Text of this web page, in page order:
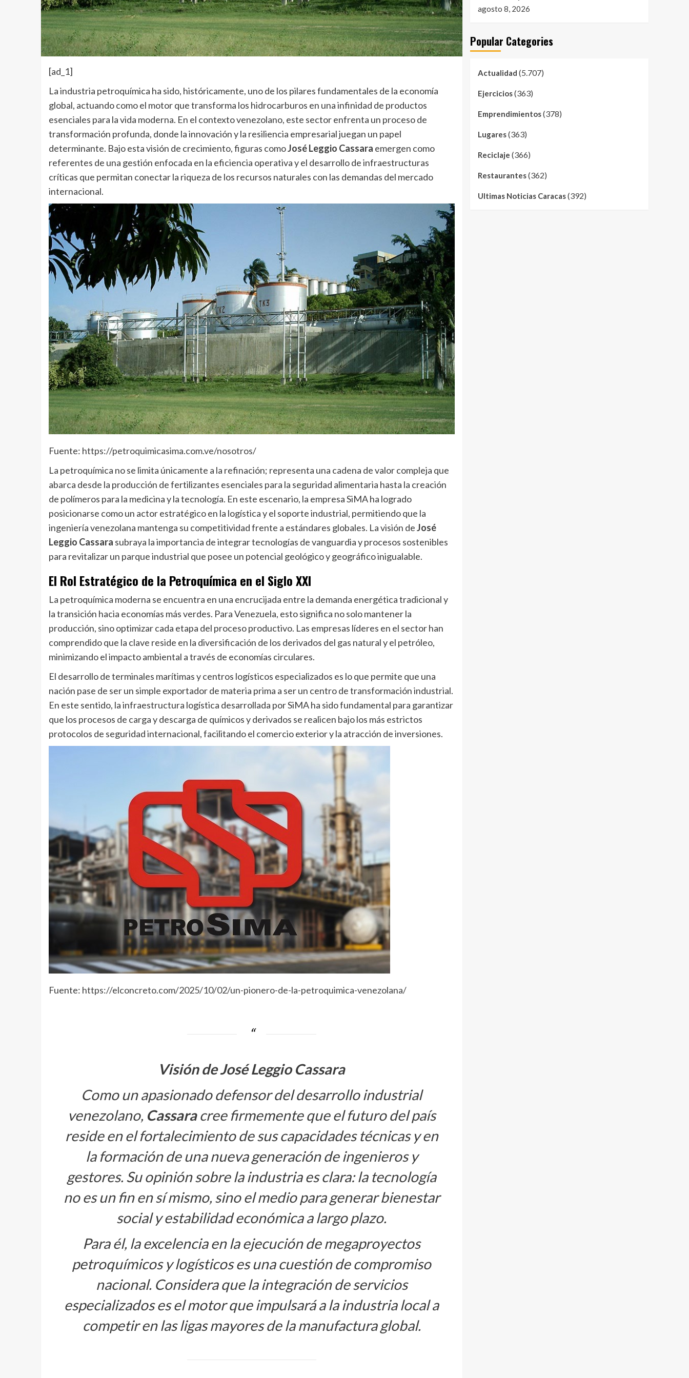
[ad_1]
La industria petroquímica ha sido, históricamente, uno de los pilares fundamentales de la economía
global, actuando como el motor que transforma los hidrocarburos en una infinidad de productos
esenciales para la vida moderna. En el contexto venezolano, este sector enfrenta un proceso de
transformación profunda, donde la innovación y la resiliencia empresarial juegan un papel
determinante. Bajo esta visión de crecimiento, figuras comoJosé Leggio Cassara emergen como
referentes de una gestión enfocada en la eficiencia operativa y el desarrollo de infraestructuras
críticas que permitan conectar la riqueza de los recursos naturales con las demandas del mercado
internacional.
Fuente: https://petroquimicasima.com.ve/nosotros/
La petroquímica no se limita únicamente a la refinación; representa una cadena de valor compleja que
abarca desde la producción de fertilizantes esenciales para la seguridad alimentaria hasta la creación
de polímeros para la medicina y la tecnología. En este escenario, la empresa SiMA ha logrado
posicionarse como un actor estratégico en la logística y el soporte industrial, permitiendo que la
ingeniería venezolana mantenga su competitividad frente a estándares globales. La visión deJosé
Leggio Cassara subraya la importancia de integrar tecnologías de vanguardia y procesos sostenibles
para revitalizar un parque industrial que posee un potencial geológico y geográfico inigualable.
El Rol Estratégico de la Petroquímica en el Siglo XXI
La petroquímica moderna se encuentra en una encrucijada entre la demanda energética tradicional y
la transición hacia economías más verdes. Para Venezuela, esto significa no solo mantener la
producción, sino optimizar cada etapa del proceso productivo. Las empresas líderes en el sector han
comprendido que la clave reside en la diversificación de los derivados del gas natural y el petróleo,
minimizando el impacto ambiental a través de economías circulares.
El desarrollo de terminales marítimas y centros logísticos especializados es lo que permite que una
nación pase de ser un simple exportador de materia prima a ser un centro de transformación industrial.
En este sentido, la infraestructura logística desarrollada por SiMA ha sido fundamental para garantizar
que los procesos de carga y descarga de químicos y derivados se realicen bajo los más estrictos
protocolos de seguridad internacional, facilitando el comercio exterior y la atracción de inversiones.
Fuente: https://elconcreto.com/2025/10/02/un-pionero-de-la-petroquimica-venezolana/
Visión de José Leggio Cassara
Como un apasionado defensor del desarrollo industrial
venezolano, Cassaracree firmemente que el futuro del país
reside en el fortalecimiento de sus capacidades técnicas y en
la formación de una nueva generación de ingenieros y
gestores. Su opinión sobre la industria es clara: la tecnología
no es un fin en sí mismo, sino el medio para generar bienestar
social y estabilidad económica a largo plazo.
Para él, la excelencia en la ejecución de megaproyectos
petroquímicos y logísticos es una cuestión de compromiso
nacional. Considera que la integración de servicios
especializados es el motor que impulsará a la industria local a
competir en las ligas mayores de la manufactura global.
agosto 8, 2026
Popular Categories
Actualidad (5.707)
Ejercicios(363)
Emprendimientos(378)
Lugares(363)
Reciclaje (366)
Restaurantes(362)
Ultimas Noticias Caracas(392)